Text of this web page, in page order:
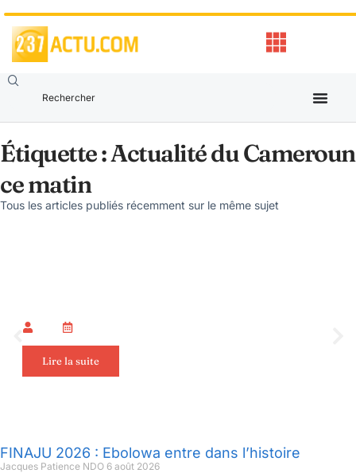
Étiquette : Actualité du Cameroun
ce matin
Tous les articles publiés récemment sur le même sujet
Lire la suite
FINAJU 2026 : Ebolowa entre dans l’histoire
Jacques Patience NDO 6 août 2026